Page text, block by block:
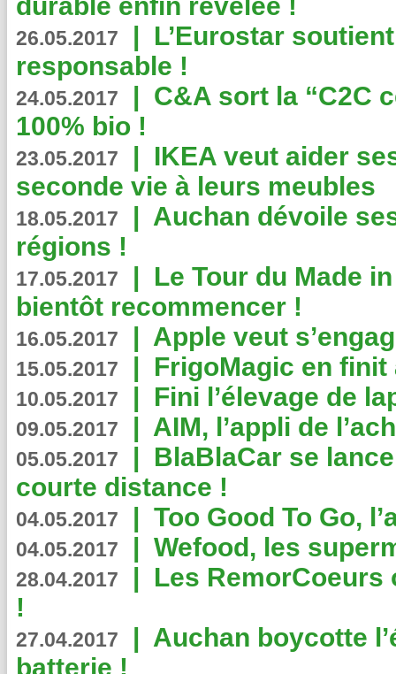
26.05.2017 | L’Eurostar
responsable !
24.05.2017 | C&A sort la “C2C
100% bio !
23.05.2017 | IKEA veut aider
seconde vie à leurs meubles
18.05.2017 | Auchan dévoile
régions !
17.05.2017 | Le Tour du Made
bientôt recommencer !
16.05.2017 | Apple veut
15.05.2017 | FrigoMagic en
10.05.2017 | Fini l’élevage de
09.05.2017 | AIM, l’appli de
05.05.2017 | BlaBlaCar se
courte distance !
04.05.2017 | Too Good To Go,
04.05.2017 | Wefood, les
28.04.2017 | Les RemorCoeurs
!
27.04.2017 | Auchan boycotte
batterie !